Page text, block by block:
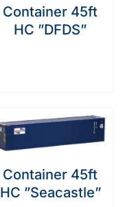
Container 45ft
HC ”DFDS”
Container 45ft
HC ”Seacastle”